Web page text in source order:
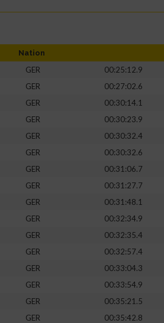
Nation
GER 00:25:12.9
GER
00:27:02.6
GER
00:30:14.1
GER
00:30:23.9
GER
00:30:32.4
GER 00:30:32.6
GER
00:31:06.7
GER
00:31:27.7
GER
00:31:48.1
GER
00:32:34.9
GER 00:32:35.4
GER
00:32:57.4
GER
00:33:04.3
GER
00:33:54.9
GER
00:35:21.5
GER 00:35:42.8